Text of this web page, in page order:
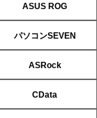
ASUS ROG
パソコンSEVEN
ASRock
CData